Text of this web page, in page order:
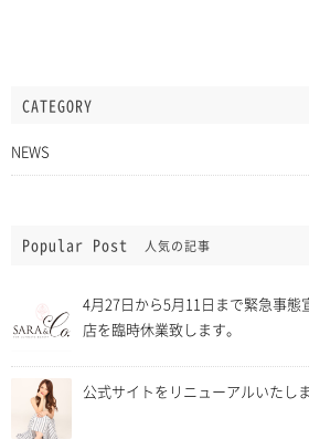
CATEGORY
NEWS
Popular Post 人気の記事
4月27日から5月11日まで緊急事態
店を臨時休業致します。
公式サイトをリニューアルいたし